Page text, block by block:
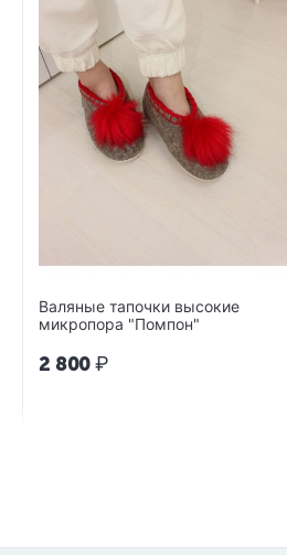
Валяные тапочки высокие
микропора "Помпон"
2 800₽